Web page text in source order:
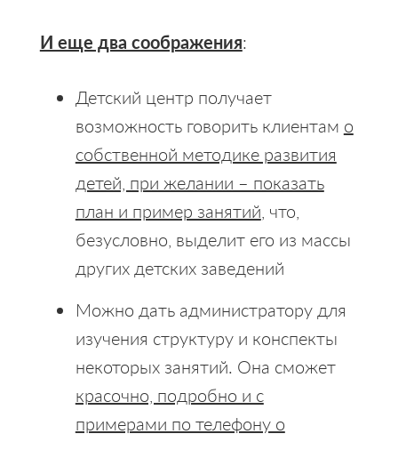
И еще два соображения:
Детский центр получает
возможность говорить клиентам о
собственной методике развития
детей, при желании – показать
план и пример занятий, что,
безусловно, выделит его из массы
других детских заведений
Можно дать администратору для
изучения структуру и конспекты
некоторых занятий. Она сможет
красочно, подробно и с
примерами по телефону о